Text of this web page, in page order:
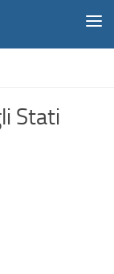
Stati